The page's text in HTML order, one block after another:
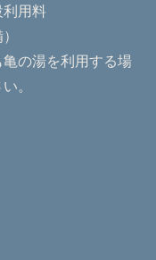
利用料
の湯を利用する場
。